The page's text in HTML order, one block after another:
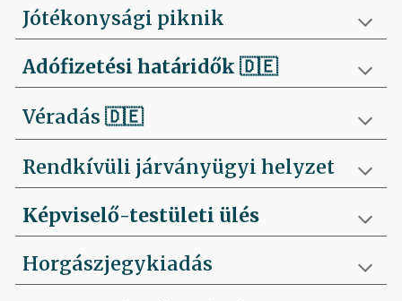
Jótékonysági piknik
Adófizetési határidők🇩🇪
Véradás🇩🇪
Rendkívüli járványügyi helyzet
Képviselő-testületi ülés
Horgászjegykiadás